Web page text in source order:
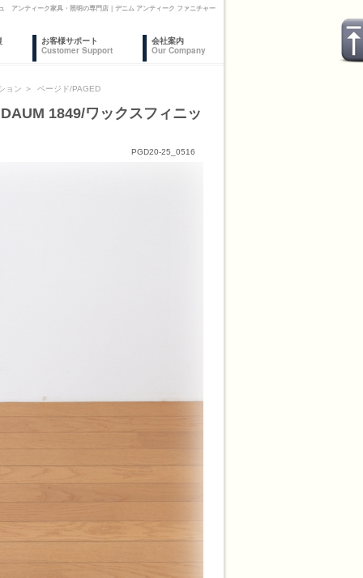
アンティーク家具・照明の専門店｜デニム アンティーク ファニチャー
お客様サポート
Customer Support
会社案内
Our Company
ョン ＞ ページド/PAGED
1849/ワックスフィニッ
PGD20-25_0516